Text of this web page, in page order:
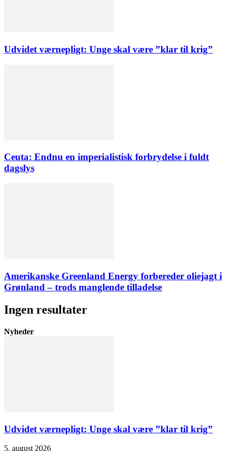
Udvidet værnepligt: Unge skal være ”klar til krig”
Ceuta: Endnu en imperialistisk forbrydelse i fuldt
dagslys
Amerikanske Greenland Energy forbereder oliejagt i
Grønland – trods manglende tilladelse
Ingen resultater
Nyheder
Udvidet værnepligt: Unge skal være ”klar til krig”
5. august 2026